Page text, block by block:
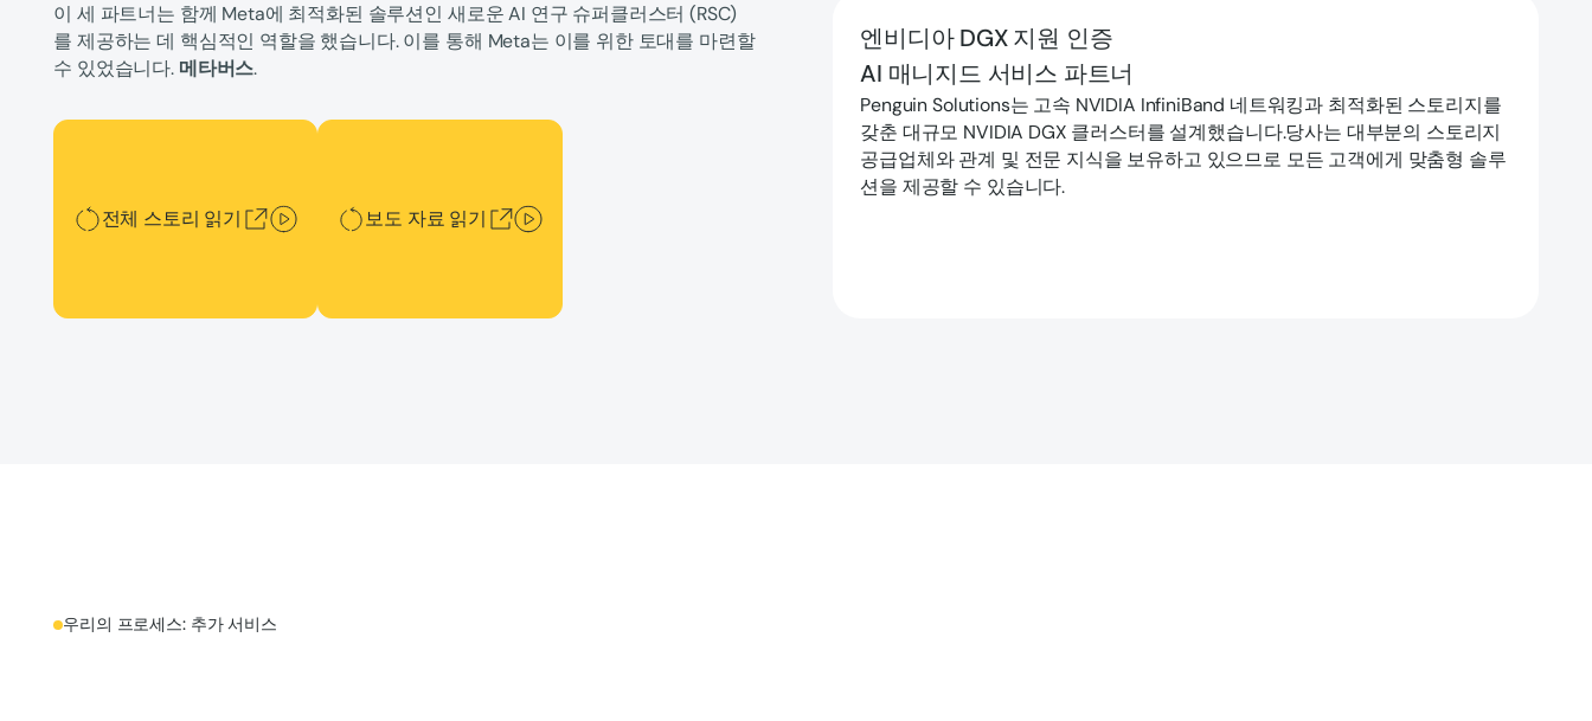
이 세 파트너는 함께 Meta에 최적화된 솔루션인 새로운 AI 연구 슈퍼클러스터 (RSC)
를 제공하는 데 핵심적인 역할을 했습니다. 이를 통해 Meta는 이를 위한 토대를 마련할
수 있었습니다. 메타버스.
전체 스토리 읽기
전체 스토리 읽기
보도 자료 읽기
보도 자료 읽기
엔비디아 DGX 지원 인증
AI 매니지드 서비스 파트너
Penguin Solutions는 고속 NVIDIA InfiniBand 네트워킹과 최적화된 스토리지를
갖춘 대규모 NVIDIA DGX 클러스터를 설계했습니다.당사는 대부분의 스토리지
공급업체와 관계 및 전문 지식을 보유하고 있으므로 모든 고객에게 맞춤형 솔루
션을 제공할 수 있습니다.
우리의 프로세스: 추가 서비스